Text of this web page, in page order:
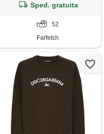
Sped. gratuita
52
Farfetch